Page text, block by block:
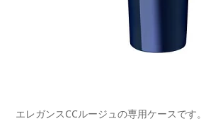
エレガンスCCルージュの専用ケースです。